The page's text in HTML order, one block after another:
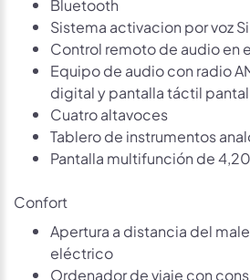
Sistema activacion por voz
Control remoto de audio en
Equipo de audio con radio
digital y pantalla táctil
Cuatro altavoces
Tablero de instrumentos
Pantalla multifunción de 4,20
Confort
Apertura a distancia del
eléctrico
Ordenador de viaje con